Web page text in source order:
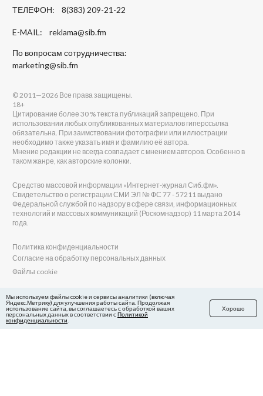
ТЕЛЕФОН: 8(383) 209-21-22
E-MAIL: reklama@sib.fm
По вопросам сотрудничества:
marketing@sib.fm
© 2011—2026 Все права защищены.
18+
Цитирование более 30 % текста публикаций запрещено. При
использовании любых опубликованных материалов гиперссылка
обязательна. При заимствовании фотографии или иллюстрации
необходимо также указать имя и фамилию её автора.
Мнение редакции не всегда совпадает с мнением авторов. Особенно в
таком жанре, как авторские колонки.
Средство массовой информации «Интернет-журнал Сиб.фм».
Свидетельство о регистрации СМИ ЭЛ № ФС 77 - 57211 выдано
Федеральной службой по надзору в сфере связи, информационных
технологий и массовых коммуникаций (Роскомнадзор) 11 марта 2014
года.
Политика конфиденциальности
Согласие на обработку персональных данных
Файлы cookie
Главный редактор Сиб.фм
Бобровников Виктор Евгеньевич
Учредитель ООО «Сиб.фм»
E-mail редакции: fm@sib.fm
Мы используем файлы cookie и сервисы аналитики (включая
Яндекс.Метрику) для улучшения работы сайта. Продолжая
использование сайта, вы соглашаетесь с обработкой ваших
персональных данных в соответствии сПолитикой
конфиденциальности
Хорошо